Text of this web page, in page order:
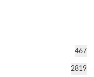
467
2819